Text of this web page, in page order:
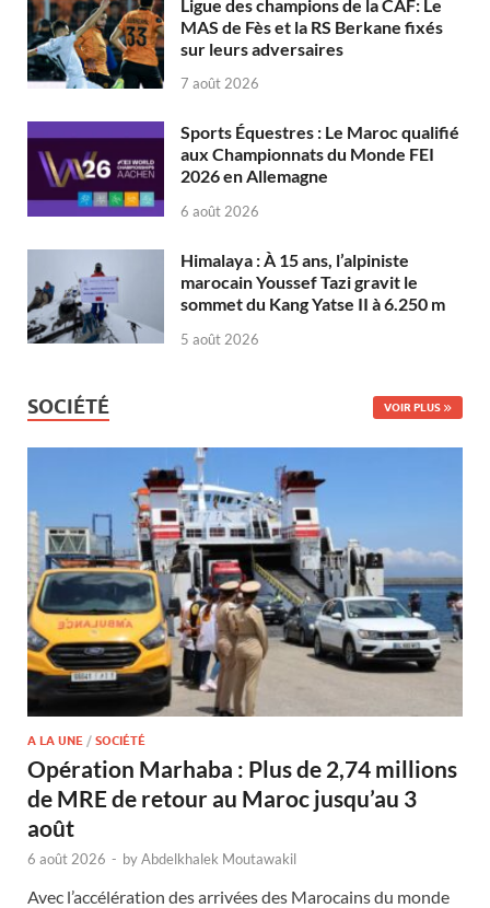
Ligue des champions de la CAF: Le
MAS de Fès et la RS Berkane fixés
sur leurs adversaires
7 août 2026
Sports Équestres : Le Maroc qualifié
aux Championnats du Monde FEI
2026 en Allemagne
6 août 2026
Himalaya : À 15 ans, l’alpiniste
marocain Youssef Tazi gravit le
sommet du Kang Yatse II à 6.250 m
5 août 2026
SOCIÉTÉ VOIR PLUS
A LA UNE / SOCIÉTÉ
Opération Marhaba : Plus de 2,74 millions
de MRE de retour au Maroc jusqu’au 3
août
6 août 2026 - byAbdelkhalek Moutawakil
Avec l’accélération des arrivées des Marocains du monde